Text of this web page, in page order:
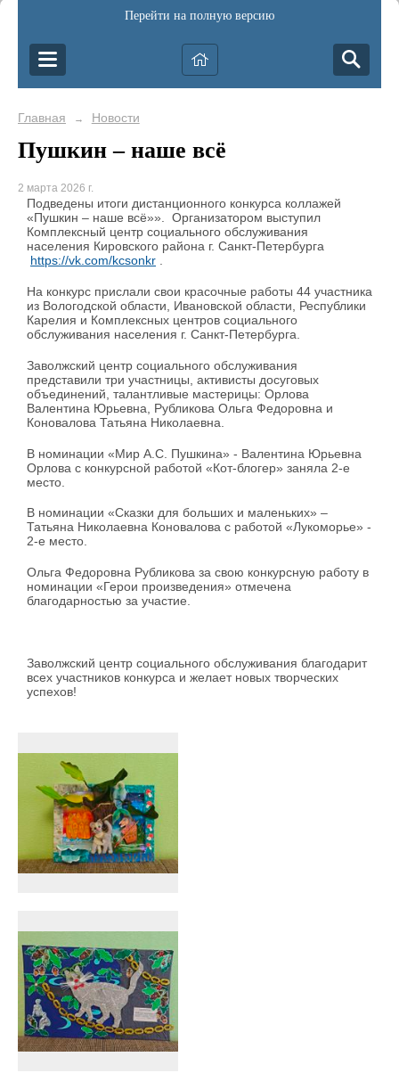
Перейти на полную версию
Главная → Новости
Пушкин – наше всё
2 марта 2026 г.
Подведены итоги дистанционного конкурса коллажей
«Пушкин – наше всё»». Организатором выступил
Комплексный центр социального обслуживания
населения Кировского района г. Санкт-Петербурга
https://vk.com/kcsonkr .
На конкурс прислали свои красочные работы 44 участника
из Вологодской области, Ивановской области, Республики
Карелия и Комплексных центров социального
обслуживания населения г. Санкт-Петербурга.
Заволжский центр социального обслуживания
представили три участницы, активисты досуговых
объединений, талантливые мастерицы: Орлова
Валентина Юрьевна, Рубликова Ольга Федоровна и
Коновалова Татьяна Николаевна.
В номинации «Мир А.С. Пушкина» - Валентина Юрьевна
Орлова с конкурсной работой «Кот-блогер» заняла 2-е
место.
В номинации «Сказки для больших и маленьких» –
Татьяна Николаевна Коновалова с работой «Лукоморье» -
2-е место.
Ольга Федоровна Рубликова за свою конкурсную работу в
номинации «Герои произведения» отмечена
благодарностью за участие.
Заволжский центр социального обслуживания благодарит
всех участников конкурса и желает новых творческих
успехов!